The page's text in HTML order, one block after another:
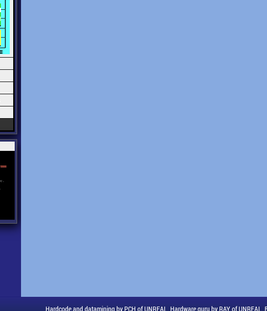
Hardcode and datamining by PCH of UNREAL, Hardware guru by RAY of UNREAL,